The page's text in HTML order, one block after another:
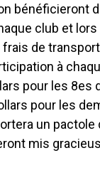
bénéficieront
club et
de
à
pour les 8es
pour les
un
mis